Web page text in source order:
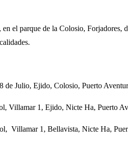
el parque de la Colosio,
Julio, Ejido, Colosio, Puerto
Villamar 1, Ejido, Nicte Ha, Puerto
Villamar 1, Bellavista, Nicte Ha,